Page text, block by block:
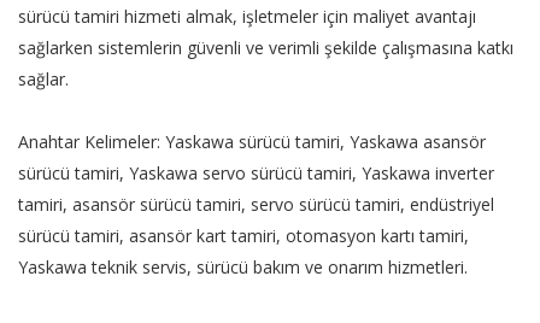
sürücü tamiri hizmeti almak, işletmeler için maliyet avantajı
sağlarken sistemlerin güvenli ve verimli şekilde çalışmasına katkı
sağlar.
Anahtar Kelimeler: Yaskawa sürücü tamiri, Yaskawa asansör
sürücü tamiri, Yaskawa servo sürücü tamiri, Yaskawa inverter
tamiri, asansör sürücü tamiri, servo sürücü tamiri, endüstriyel
sürücü tamiri, asansör kart tamiri, otomasyon kartı tamiri,
Yaskawa teknik servis, sürücü bakım ve onarım hizmetleri.